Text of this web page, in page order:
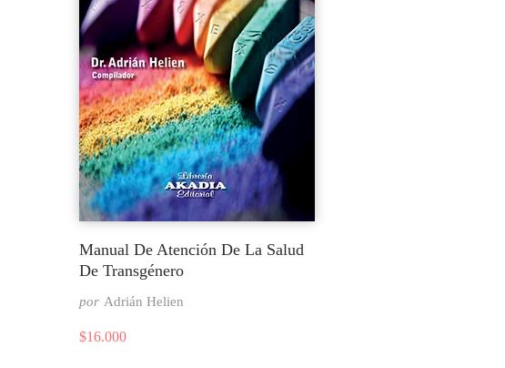
Manual De Atención De La Salud
De Transgénero
por Adrián Helien
$16.000